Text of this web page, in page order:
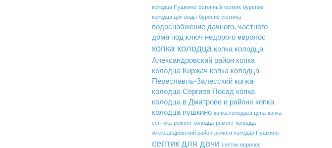
колодца Пушкино бетонный септик бурение
колодца для воды бурение септика
водоснабжение дачного, частного
дома под ключ недорого евролос
копка колодца копка колодца
Александровский район копка
колодца Киржач копка колодца
Переславль-Залесский копка
колодца Сергиев Посад копка
колодца в Дмитрове и районе копка
колодца пушкино копка колодцев цена копка
септика ремонт колодца ремонт колодца
Александровский район ремонт колодца Пушкино
септик для дачи септик евролос